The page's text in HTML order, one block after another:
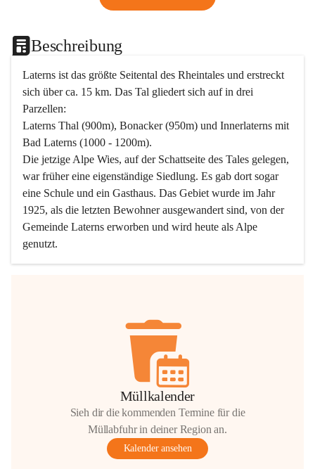
Beschreibung
Laterns ist das größte Seitental des Rheintales und erstreckt
sich über ca. 15 km. Das Tal gliedert sich auf in drei
Parzellen:
Laterns Thal (900m), Bonacker (950m) und Innerlaterns mit
Bad Laterns (1000 - 1200m).
Die jetzige Alpe Wies, auf der Schattseite des Tales gelegen,
war früher eine eigenständige Siedlung. Es gab dort sogar
eine Schule und ein Gasthaus. Das Gebiet wurde im Jahr
1925, als die letzten Bewohner ausgewandert sind, von der
Gemeinde Laterns erworben und wird heute als Alpe
genutzt.
Müllkalender
Sieh dir die kommenden Termine für die
Müllabfuhr in deiner Region an.
Kalender ansehen